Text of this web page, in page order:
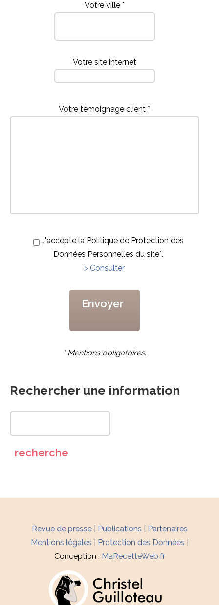
Votre ville *
Votre site internet
Votre témoignage client *
J'accepte la Politique de Protection des
Données Personnelles du site*.
> Consulter
* Mentions obligatoires.
Rechercher une information
Revue de presse| Publications
Partenaires
Mentions légales
Protection des Données
Conception : MaRecetteWeb.fr